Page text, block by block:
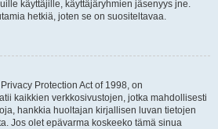
käyttäjille, käyttäjäryhmien jäsenyys jne.
hetkiä, joten se on suositeltavaa.
Protection Act of 1998, on
kaikkien verkkosivustojen, jotka mahdollisesti
hankkia huoltajan kirjallisen luvan tietojen
Jos olet epävarma koskeeko tämä sinua